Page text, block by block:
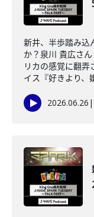
新井、半歩踏み込
か？泉川 貴広さ
リカの感覚に翻
イス『好きより、
2026.06.26 |